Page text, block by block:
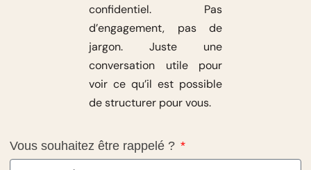
confidentiel. Pas
d’engagement, pas de
jargon. Juste une
conversation utile pour
voir ce qu’il est possible
de structurer pour vous.
Vous souhaitez être rappelé ?